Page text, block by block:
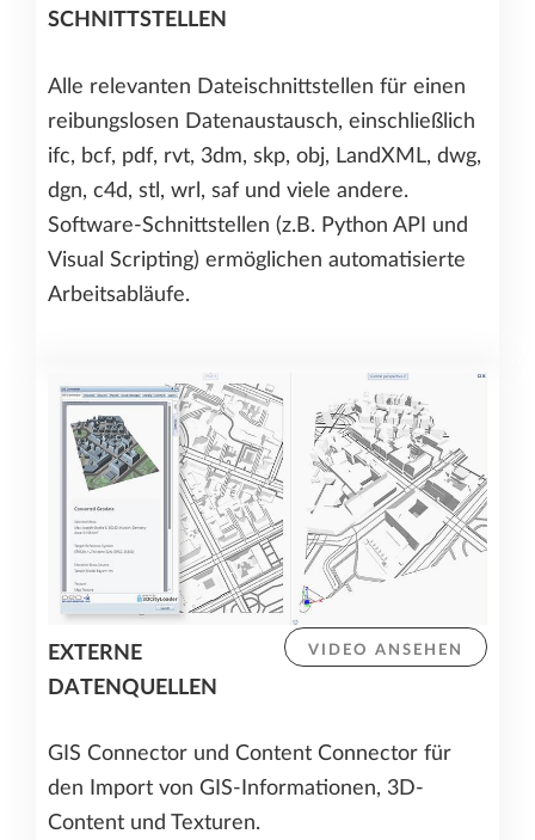
SCHNITTSTELLEN
Alle relevanten Dateischnittstellen für einen
reibungslosen Datenaustausch, einschließlich
ifc, bcf, pdf, rvt, 3dm, skp, obj, LandXML, dwg,
dgn, c4d, stl, wrl, saf und viele andere.
Software-Schnittstellen (z.B. Python API und
Visual Scripting) ermöglichen automatisierte
Arbeitsabläufe.
VIDEO ANSEHEN
EXTERNE
DATENQUELLEN
GIS Connector und Content Connector für
den Import von GIS-Informationen, 3D-
Content und Texturen.